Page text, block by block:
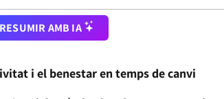
RESUMIR AMB IA
i el benestar en temps de canvi